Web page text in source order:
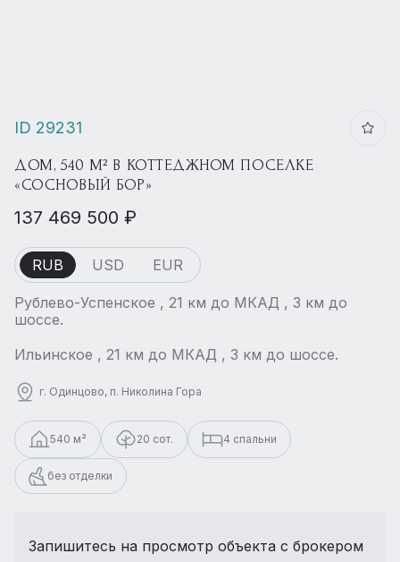
ID 29231
ДОМ, 540 М² В КОТТЕДЖНОМ ПОСЕЛКЕ
«СОСНОВЫЙ БОР»
137 469 500 ₽
RUB USD EUR
Рублево-Успенское , 21 км до МКАД , 3 км до
шоссе.
Ильинское , 21 км до МКАД , 3 км до шоссе.
г. Одинцово, п. Николина Гора
540 м² 20 сот. 4 спальни
без отделки
Запишитесь на просмотр объекта с брокером